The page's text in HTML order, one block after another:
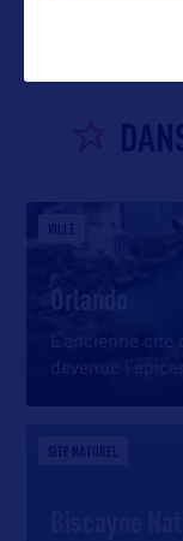
VILLE
Orlando
L’ancienne
devenue
SITE NATUREL
Biscayne